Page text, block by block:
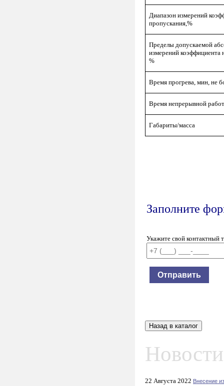
Диапазон измерений
пропускания,%
Пределы допускаемой
измерений коэффициента
%
Время прогрева, мин, не
Время непрерывной
Габариты/масса
Заполните
Укажите свой контактный
22 Августа 2022 Внесение